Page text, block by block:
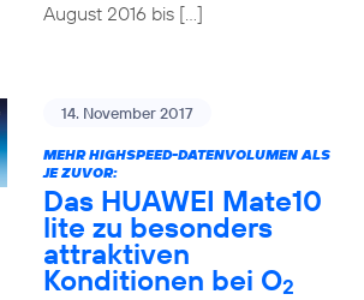
August 2016 bis […]
14. November 2017
MEHR HIGHSPEED-DATENVOLUMEN ALS
JE ZUVOR:
Das HUAWEI Mate10
lite zu besonders
attraktiven
Konditionen bei O2